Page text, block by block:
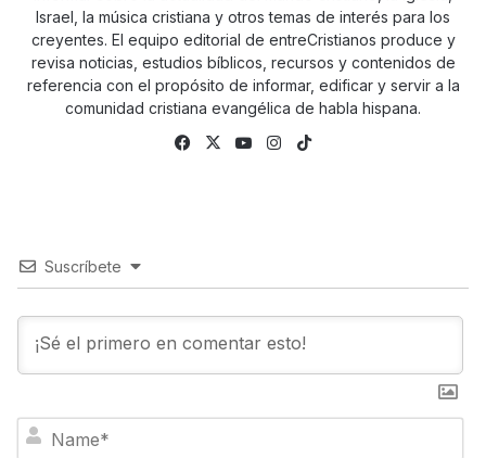
Israel, la música cristiana y otros temas de interés para los
creyentes. El equipo editorial de entreCristianos produce y
revisa noticias, estudios bíblicos, recursos y contenidos de
referencia con el propósito de informar, edificar y servir a la
comunidad cristiana evangélica de habla hispana.
Facebook
X YouTubeInstagram
Suscríbete